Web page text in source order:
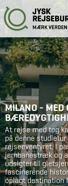
MILANO - MED
At rejse med tog
på denne
rejseeventyret. I
jernbanestræk og
udsigter til
fascinerende
oplagt destination